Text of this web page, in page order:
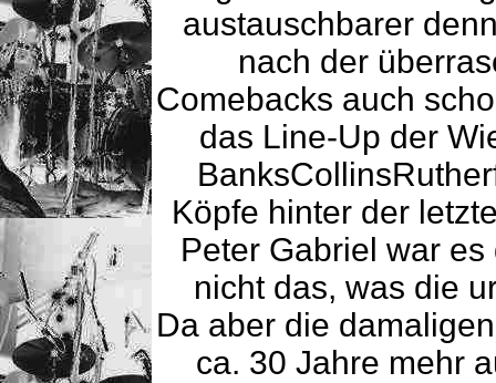
austauschbarer
nach der
Comebacks auch
das Line-Up der
Köpfe hinter der
Peter Gabriel war
nicht das, was die
Da aber die
ca. 30 Jahre mehr